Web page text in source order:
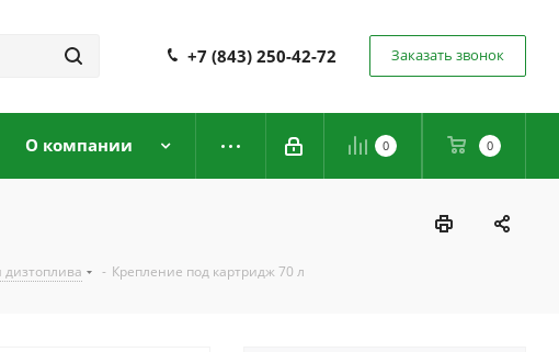
+7 (843) 250-42-72 Заказать звонок
0 0
О компании
- Крепление под картридж 70 л